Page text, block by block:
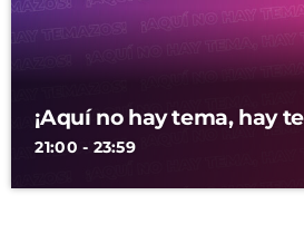
¡Aquí no hay tema, hay
21:00 - 23:59